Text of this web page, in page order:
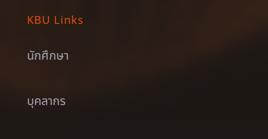
KBU Links
นักศึกษา
บุคลากร